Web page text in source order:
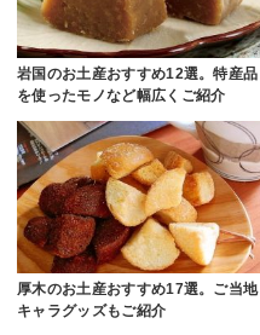
岩国のお土産おすすめ12選。特産品
を使ったモノなど幅広くご紹介
厚木のお土産おすすめ17選。ご当地
キャラグッズもご紹介